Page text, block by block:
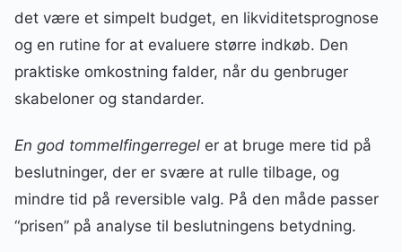
det være et simpelt budget, en likviditetsprognose
og en rutine for at evaluere større indkøb. Den
praktiske omkostning falder, når du genbruger
skabeloner og standarder.
En god tommelfingerregel er at bruge mere tid på
beslutninger, der er svære at rulle tilbage, og
mindre tid på reversible valg. På den måde passer
“prisen” på analyse til beslutningens betydning.